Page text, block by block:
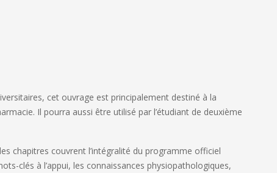
cet ouvrage est principalement destiné à la
Il pourra aussi être utilisé par l’étudiant de deuxième
chapitres couvrent l’intégralité du programme officiel
clés à l’appui, les connaissances physiopathologiques,